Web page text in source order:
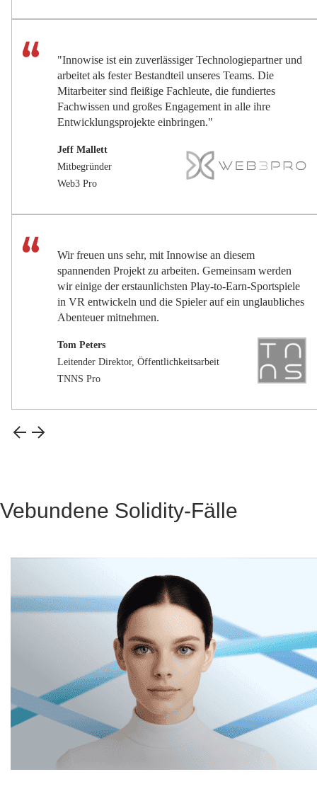
"Innowise ist ein zuverlässiger Technologiepartner und
arbeitet als fester Bestandteil unseres Teams. Die
Mitarbeiter sind fleißige Fachleute, die fundiertes
Fachwissen und großes Engagement in alle ihre
Entwicklungsprojekte einbringen."
Jeff Mallett
Mitbegründer
Web3 Pro
Wir freuen uns sehr, mit Innowise an diesem
spannenden Projekt zu arbeiten. Gemeinsam werden
wir einige der erstaunlichsten Play-to-Earn-Sportspiele
in VR entwickeln und die Spieler auf ein unglaubliches
Abenteuer mitnehmen.
Tom Peters
Leitender Direktor, Öffentlichkeitsarbeit
TNNS Pro
Vebundene Solidity-Fälle